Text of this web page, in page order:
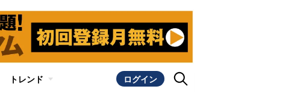
トレンド ログイン